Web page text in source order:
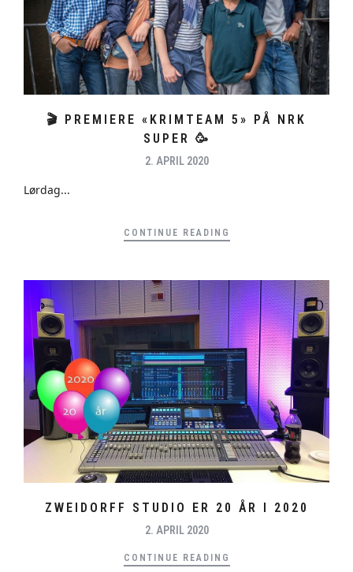
🎬 PREMIERE «KRIMTEAM 5» PÅ NRK
SUPER 🥳
2. APRIL 2020
Lørdag...
CONTINUE READING
ZWEIDORFF STUDIO ER 20 ÅR I 2020
2. APRIL 2020
CONTINUE READING